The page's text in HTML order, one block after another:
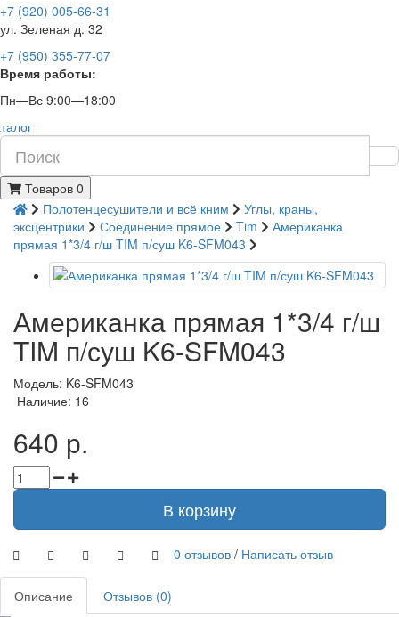
+7 (920) 005-66-31
ул. Зеленая д. 32
+7 (950) 355-77-07
Время работы:
Пн—Вс 9:00—18:00
Товаров 0
Полотенцесушители и всё кним
Углы, краны,
эксцентрики
Соединение прямое Tim
Американка
прямая 1*3/4 г/ш TIM п/суш K6-SFM043
Американка прямая 1*3/4 г/ш
TIM п/суш K6-SFM043
Модель: K6-SFM043
Наличие: 16
640 р.
В корзину
0 отзывов / Написать отзыв
Описание Отзывов (0)